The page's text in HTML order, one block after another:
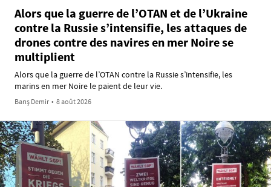
Alors que la guerre de l’OTAN et de l’Ukraine
contre la Russie s’intensifie, les attaques de
drones contre des navires en mer Noire se
multiplient
Alors que la guerre de l’OTAN contre la Russie s’intensifie, les
marins en mer Noire le paient de leur vie.
Barış Demir • 8 août 2026